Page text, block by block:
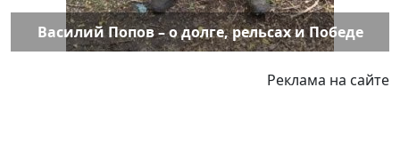
Василий Попов – о долге, рельсах и Победе
Реклама на сайте